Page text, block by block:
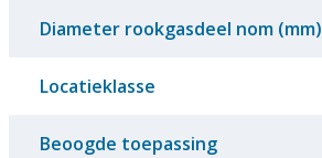
Diameter rookgasdeel nom (mm)
Locatieklasse
Beoogde toepassing